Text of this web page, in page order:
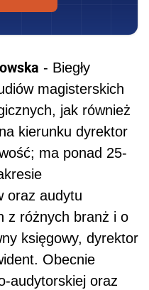
- Biegły
magisterskich
jak również
kierunku dyrektor
ma ponad 25-
oraz audytu
z różnych branż i o
księgowy, dyrektor
Obecnie
audytorskiej oraz